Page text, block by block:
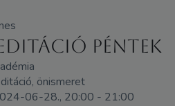
Péntek
önismeret
06-28., 20:00 - 21:00